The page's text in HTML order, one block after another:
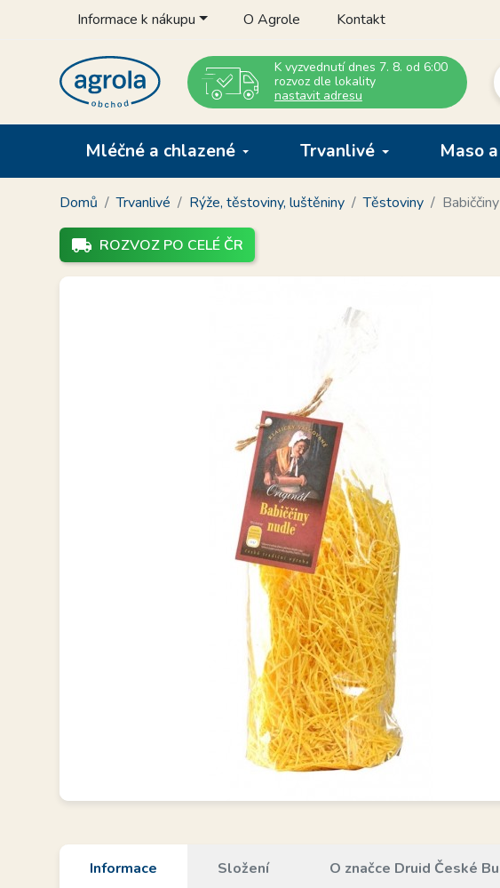
Informace k nákupu O Agrole Kontakt
K vyzvednutí dnes 7. 8. od 6:00
rozvoz dle lokality
nastavit adresu
Mléčné a chlazené Trvanlivé Maso
Domů Trvanlivé Rýže, těstoviny, luštěniny Těstoviny
local_shipping ROZVOZ PO CELÉ ČR
Informace Složení O značce Druid České